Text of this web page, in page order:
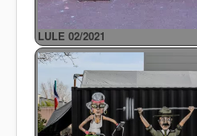
LULE 02/2021